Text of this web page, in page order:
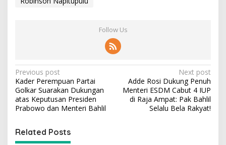
Follow Us
P
o
s
t
n
Previous post
Kader Perempuan Partai
Golkar Suarakan Dukungan
atas Keputusan Presiden
Prabowo dan Menteri Bahlil
Next post
Adde Rosi Dukung Penuh
Menteri ESDM Cabut 4 IUP
di Raja Ampat: Pak Bahlil
Selalu Bela Rakyat!
Related Posts